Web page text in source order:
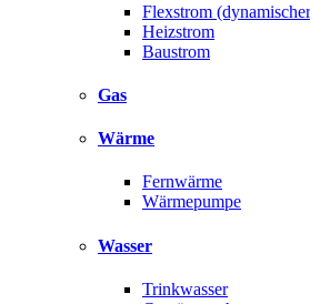
Flexstrom
Heizstrom
Baustrom
Gas
Wärme
Fernwärme
Wärmepumpe
Wasser
Trinkwasser